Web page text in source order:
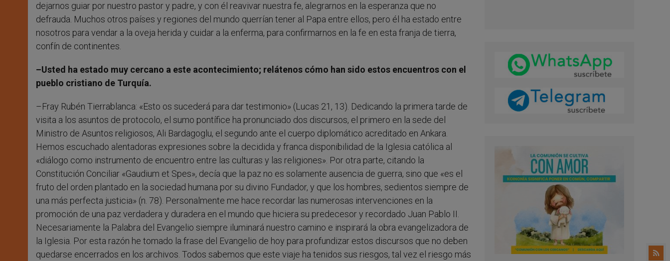
dejarnos guiar por nuestro pastor y padre, y con él reavivar nuestra fe, alegrarnos en la esperanza que no
defrauda. Muchos otros países y regiones del mundo querrían tener al Papa entre ellos, pero él ha estado entre
nosotros para vendar a la oveja herida y cuidar a la enferma, para confirmarnos en la fe en esta franja de tierra,
confín de continentes.
–Usted ha estado muy cercano a este acontecimiento; relátenos cómo han sido estos encuentros con el
pueblo cristiano de Turquía.
–Fray Rubén Tierrablanca: «Esto os sucederá para dar testimonio» (Lucas 21, 13). Dedicando la primera tarde de
visita a los asuntos de protocolo, el sumo pontífice ha pronunciado dos discursos, el primero en la sede del
Ministro de Asuntos religiosos, Ali Bardagoglu, el segundo ante el cuerpo diplomático acreditado en Ankara.
Hemos escuchado alentadoras expresiones sobre la decidida y franca disponibilidad de la Iglesia católica al
«diálogo como instrumento de encuentro entre las culturas y las religiones». Por otra parte, citando la
Constitución Conciliar «Gaudium et Spes», decía que la paz no es solamente ausencia de guerra, sino que «es el
fruto del orden plantado en la sociedad humana por su divino Fundador, y que los hombres, sedientos siempre de
una más perfecta justicia» (n. 78). Personalmente me hace recordar las numerosas intervenciones en la
promoción de una paz verdadera y duradera en el mundo que hiciera su predecesor y recordado Juan Pablo II.
Necesariamente la Palabra del Evangelio siempre iluminará nuestro camino e inspirará la obra evangelizadora de
la Iglesia. Por esta razón he tomado la frase del Evangelio de hoy para profundizar estos discursos que no deben
quedarse encerrados en los archivos. Todos sabemos que este viaje ha tenidos sus riesgos, tal vez el riesgo más